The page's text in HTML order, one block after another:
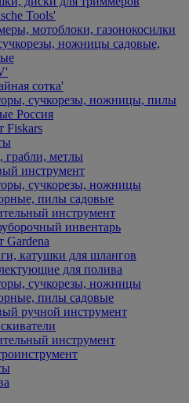
Tools'
мотоблоки, газонокосилки
ножницы садовые,
сотка'
сучкорезы, ножницы, пилы
Россия
Fiskars
метлы
инструмент
сучкорезы, ножницы
пилы садовые
инструмент
инвентарь
Gardena
катушки для шлангов
для полива
сучкорезы, ножницы
пилы садовые
ручной инструмент
инструмент